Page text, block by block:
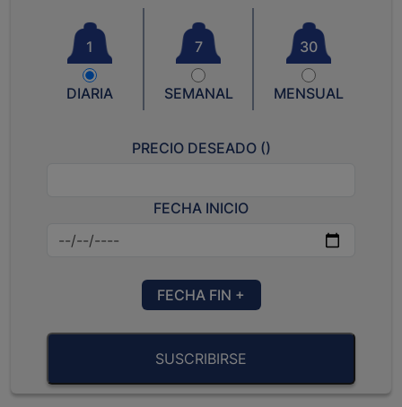
1
DIARIA
7
SEMANAL
30
MENSUAL
PRECIO DESEADO ()
FECHA INICIO
FECHA FIN +
SUSCRIBIRSE